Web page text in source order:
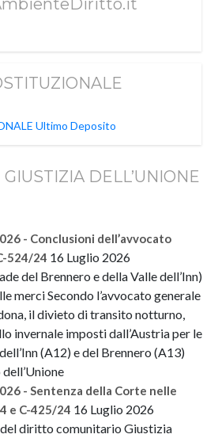
Ultimo Deposito
DELL’UNIONE
- Conclusioni dell’avvocato
524/24 16 Luglio 2026
del Brennero e della Valle dell’Inn)
merci Secondo l’avvocato generale
il divieto di transito notturno,
invernale imposti dall’Austria per le
(A12) e del Brennero (A13)
- Sentenza della Corte nelle
e C-425/24 16 Luglio 2026
diritto comunitario Giustizia